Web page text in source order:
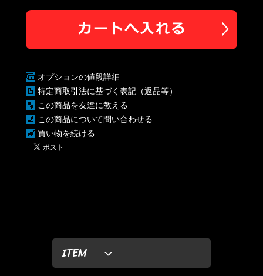
ITEM
オプションの値段詳細
特定商取引法に基づく表記（返品等）
この商品を友達に教える
この商品について問い合わせる
買い物を続ける